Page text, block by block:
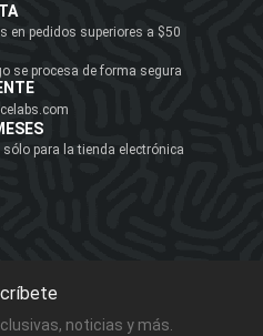
en pedidos superiores a $50
se procesa de forma segura
para la tienda electrónica
noticias y más.